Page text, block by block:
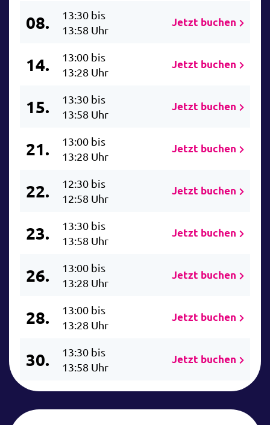
08.
13:30 bis
13:58 Uhr
Jetzt buchen
14.
13:00 bis
13:28 Uhr
Jetzt buchen
15.
13:30 bis
13:58 Uhr
Jetzt buchen
21.
13:00 bis
13:28 Uhr
Jetzt buchen
22.
12:30 bis
12:58 Uhr
Jetzt buchen
23.
13:30 bis
13:58 Uhr
Jetzt buchen
26.
13:00 bis
13:28 Uhr
Jetzt buchen
28.
13:00 bis
13:28 Uhr
Jetzt buchen
30.
13:30 bis
13:58 Uhr
Jetzt buchen